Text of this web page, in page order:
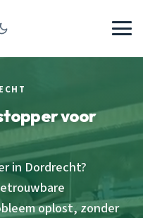
voor
in Dordrecht?
oplost, zonder